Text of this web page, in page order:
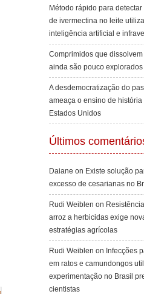
Método rápido para
de ivermectina no leite
inteligência artificial e
Comprimidos que
ainda são pouco explorados
A desdemocratização do
ameaça o ensino de história
Estados Unidos
Últimos
Daiane on Existe solução
excesso de cesarianas no
Rudi Weiblen on
arroz a herbicidas exige
estratégias agrícolas
Rudi Weiblen on Infecções
em ratos e camundongos
experimentação no Brasil
cientistas